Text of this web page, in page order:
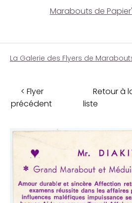
Marabouts de
La Galerie des Flyers de
< Flyer
précédent
Retour à
liste